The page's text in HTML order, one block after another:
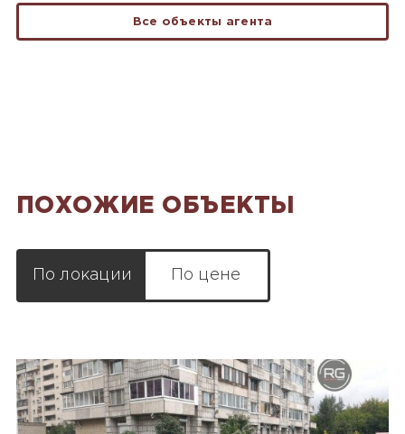
Все объекты агента
ПОХОЖИЕ ОБЪЕКТЫ
По локации По цене